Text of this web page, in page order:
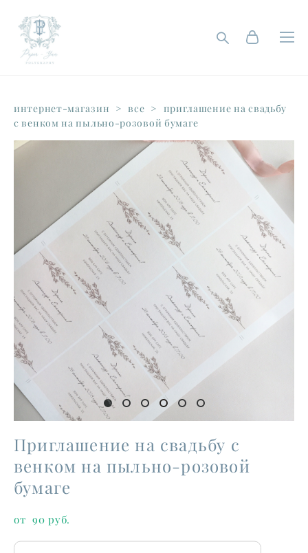
интернет-магазин > все >
приглашение на свадьбу
с венком на пыльно-розовой бумаге
Приглашение на свадьбу с
венком на пыльно-розовой
бумаге
от 90 pуб.